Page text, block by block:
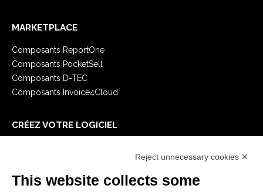
MARKETPLACE
Composants ReportOne
Composants PocketSell
Composants D-TEC
Composants Invoice4Cloud
CRÉEZ VOTRE LOGICIEL
E-Book
Reject unnecessary cookies ✕
This website collects some